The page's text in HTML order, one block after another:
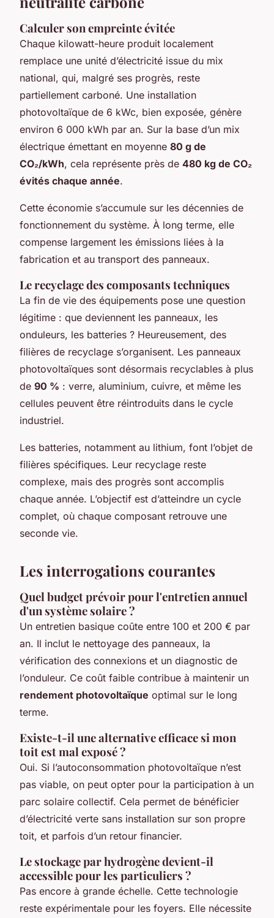
Calculer son empreinte évitée
Chaque kilowatt-heure produit localement
remplace une unité d’électricité issue du mix
national, qui, malgré ses progrès, reste
partiellement carboné. Une installation
photovoltaïque de 6 kWc, bien exposée, génère
environ 6 000 kWh par an. Sur la base d’un mix
électrique émettant en moyenne 80 g de
CO₂/kWh, cela représente près de 480 kg de CO₂
évités chaque année.
Cette économie s’accumule sur les décennies de
fonctionnement du système. À long terme, elle
compense largement les émissions liées à la
fabrication et au transport des panneaux.
Le recyclage des composants techniques
La fin de vie des équipements pose une question
légitime : que deviennent les panneaux, les
onduleurs, les batteries ? Heureusement, des
filières de recyclage s’organisent. Les panneaux
photovoltaïques sont désormais recyclables à plus
de 90 % : verre, aluminium, cuivre, et même les
cellules peuvent être réintroduits dans le cycle
industriel.
Les batteries, notamment au lithium, font l’objet de
filières spécifiques. Leur recyclage reste
complexe, mais des progrès sont accomplis
chaque année. L’objectif est d’atteindre un cycle
complet, où chaque composant retrouve une
seconde vie.
Les interrogations courantes
Quel budget prévoir pour l'entretien annuel
d'un système solaire ?
Un entretien basique coûte entre 100 et 200 € par
an. Il inclut le nettoyage des panneaux, la
vérification des connexions et un diagnostic de
l’onduleur. Ce coût faible contribue à maintenir un
rendement photovoltaïque optimal sur le long
terme.
Existe-t-il une alternative efficace si mon
toit est mal exposé ?
Oui. Si l’autoconsommation photovoltaïque n’est
pas viable, on peut opter pour la participation à un
parc solaire collectif. Cela permet de bénéficier
d’électricité verte sans installation sur son propre
toit, et parfois d’un retour financier.
Le stockage par hydrogène devient-il
accessible pour les particuliers ?
Pas encore à grande échelle. Cette technologie
reste expérimentale pour les foyers. Elle nécessite